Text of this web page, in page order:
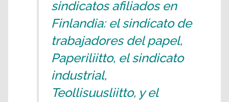
sindicatos afiliados en
Finlandia: el sindicato de
trabajadores del papel,
Paperiliitto, el sindicato
industrial,
Teollisuusliitto, y el